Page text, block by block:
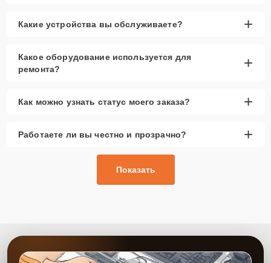
Какие устройства вы обслуживаете? +
Какое оборудование используется для
ремонта?
+
Как можно узнать статус моего заказа? +
Работаете ли вы честно и прозрачно? +
Показать